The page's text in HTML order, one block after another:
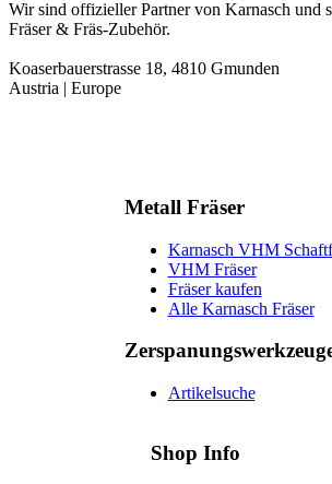
Wir sind offizieller Partner von Karnasch und
Fräser & Fräs-Zubehör.
Koaserbauerstrasse 18, 4810 Gmunden
Austria | Europe
Metall Fräser
Karnasch VHM
VHM Fräser
Fräser kaufen
Alle Karnasch Fräser
Artikelsuche
Shop Info